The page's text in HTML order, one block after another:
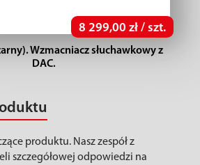
8 299,00 zł / szt.
Wzmacniacz słuchawkowy z
DAC.
produktu. Nasz zespół z
szczegółowej odpowiedzi na